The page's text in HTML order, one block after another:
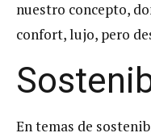
nuestro concepto,
confort, lujo, pero
En temas de